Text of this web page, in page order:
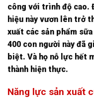
công với trình độ cao.
hiệu này vươn lên trở
xuất các sản phẩm
400 con người này đã
biệt. Và họ nỗ lực hết
thành hiện thực.
Năng lực sản xuất